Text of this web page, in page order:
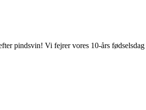
pindsvin! Vi fejrer vores 10-års